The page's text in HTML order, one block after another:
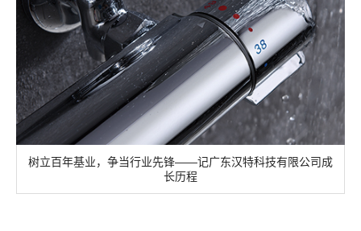
树立百年基业，争当行业先锋——记广东汉特科技有限公司成
长历程